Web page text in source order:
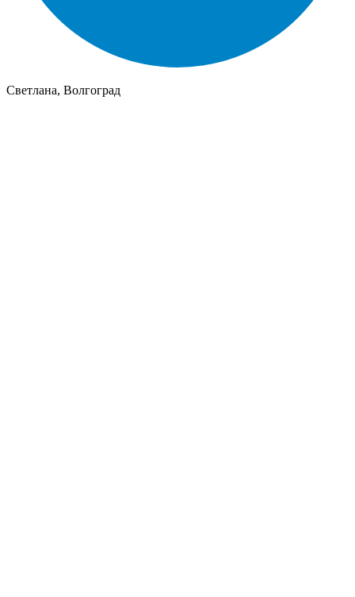
Светлана, Волгоград